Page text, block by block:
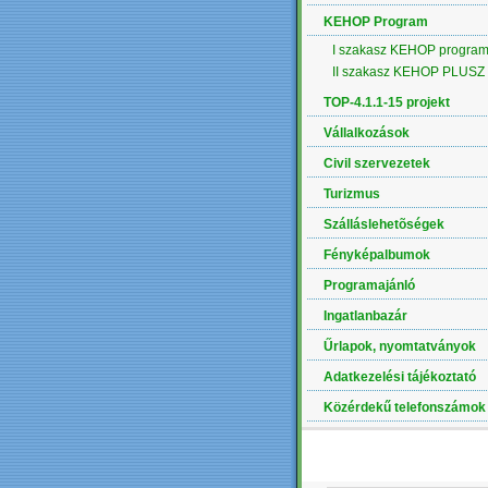
KEHOP Program
I szakasz KEHOP program
II szakasz KEHOP PLUSZ
TOP-4.1.1-15 projekt
Vállalkozások
Civil szervezetek
Turizmus
Szálláslehetõségek
Fényképalbumok
Programajánló
Ingatlanbazár
Űrlapok, nyomtatványok
Adatkezelési tájékoztató
Közérdekű telefonszámok